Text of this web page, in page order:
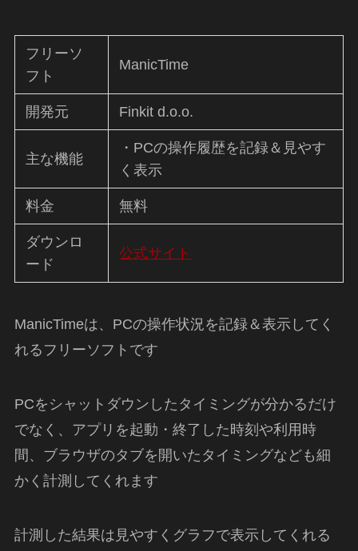
フリーソ
フト
ManicTime
開発元 Finkit d.o.o.
主な機能
・PCの操作履歴を記録＆見やす
く表示
料金 無料
ダウンロ
ード
公式サイト
ManicTimeは、PCの操作状況を記録＆表示してく
れるフリーソフトです
PCをシャットダウンしたタイミングが分かるだけ
でなく、アプリを起動・終了した時刻や利用時
間、ブラウザのタブを開いたタイミングなども細
かく計測してくれます
計測した結果は見やすくグラフで表示してくれる